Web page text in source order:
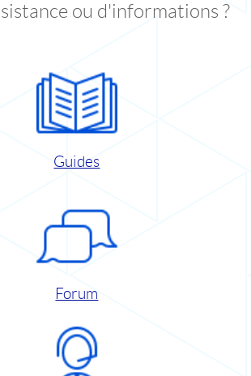
ou d'informations ?
Guides
Forum